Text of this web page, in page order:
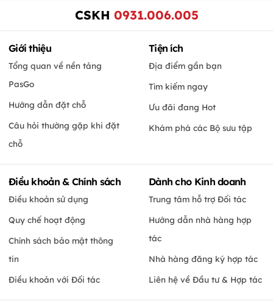
CSKH 0931.006.005
Giới thiệu
Tổng quan về nền tảng
PasGo
Hướng dẫn đặt chỗ
Câu hỏi thường gặp khi đặt
chỗ
Tiện ích
Địa điểm gần bạn
Tìm kiếm ngay
Ưu đãi đang Hot
Khám phá các Bộ sưu tập
Điều khoản & Chính sách
Điều khoản sử dụng
Quy chế hoạt động
Chính sách bảo mật thông
tin
Điều khoản với Đối tác
Dành cho Kinh doanh
Trung tâm hỗ trợ Đối tác
Hướng dẫn nhà hàng hợp
tác
Nhà hàng đăng ký hợp tác
Liên hệ về Đầu tư & Hợp tác